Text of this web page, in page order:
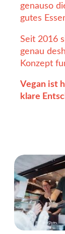
genauso
gutes
Seit 2016
genau
Konzept
Vegan ist
klare